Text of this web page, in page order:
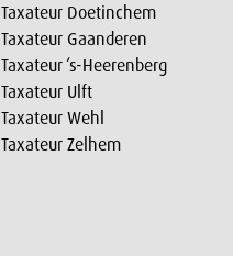
Taxateur Doetinchem
Taxateur Gaanderen
Taxateur ‘s-Heerenberg
Taxateur Ulft
Taxateur Wehl
Taxateur Zelhem